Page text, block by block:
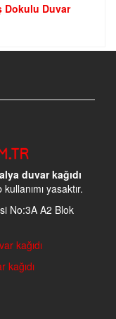
Dokulu Duvar
duvar kağıdı
yasaktır.
No:3A A2 Blok
kağıdı
kağıdı